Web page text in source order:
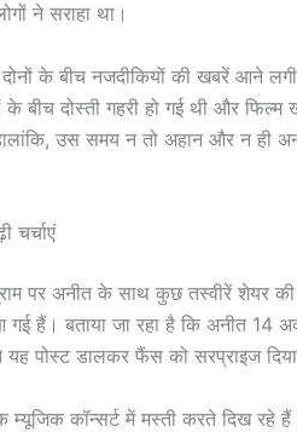
ने सराहा था।
के बीच नजदीकियों की खबरें आने
के बीच दोस्ती गहरी हो गई थी और
उस समय न तो अहान और न ही
चर्चाएं
पर अनीत के साथ कुछ तस्वीरें शेयर
हैं। बताया जा रहा है कि अनीत 14
पोस्ट डालकर फैंस को सरप्राइज
म्यूजिक कॉन्सर्ट में मस्ती करते दिख